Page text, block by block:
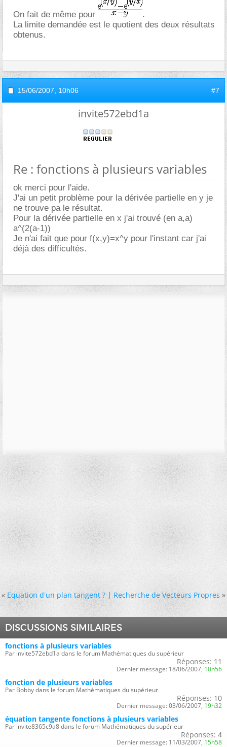
On fait de même pour
.
La limite demandée est le quotient des deux résultats
obtenus.
15/06/2007, 10h06 #7
invite572ebd1a
Re : fonctions à plusieurs variables
ok merci pour l'aide.
J'ai un petit problème pour la dérivée partielle en y je
ne trouve pa le résultat.
Pour la dérivée partielle en x j'ai trouvé (en a,a)
a^(2(a-1))
Je n'ai fait que pour f(x,y)=x^y pour l'instant car j'ai
déjà des difficultés.
« Equation d'un plan tangent ?|Recherche de Vecteurs Propres »
DISCUSSIONS SIMILAIRES
fonctions à plusieurs variables
Par invite572ebd1a dans le forum Mathématiques du supérieur
Réponses: 11
Dernier message: 18/06/2007, 10h56
fonction de plusieurs variables
Par Bobby dans le forum Mathématiques du supérieur
Réponses: 10
Dernier message: 03/06/2007, 19h32
équation tangente fonctions à plusieurs variables
Par invite8365c9a8 dans le forum Mathématiques du supérieur
Réponses: 4
Dernier message: 11/03/2007, 15h58